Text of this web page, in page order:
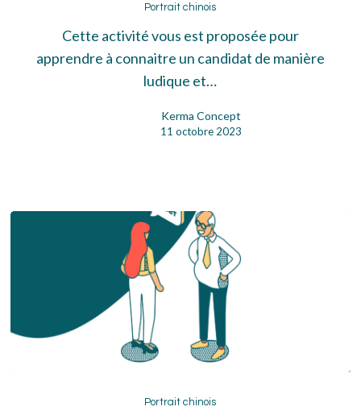
chinois
Portrait chinois
Cette activité vous est proposée pour
apprendre à connaitre un candidat de manière
ludique et…
Kerma Concept
11 octobre 2023
chinois
Portrait chinois